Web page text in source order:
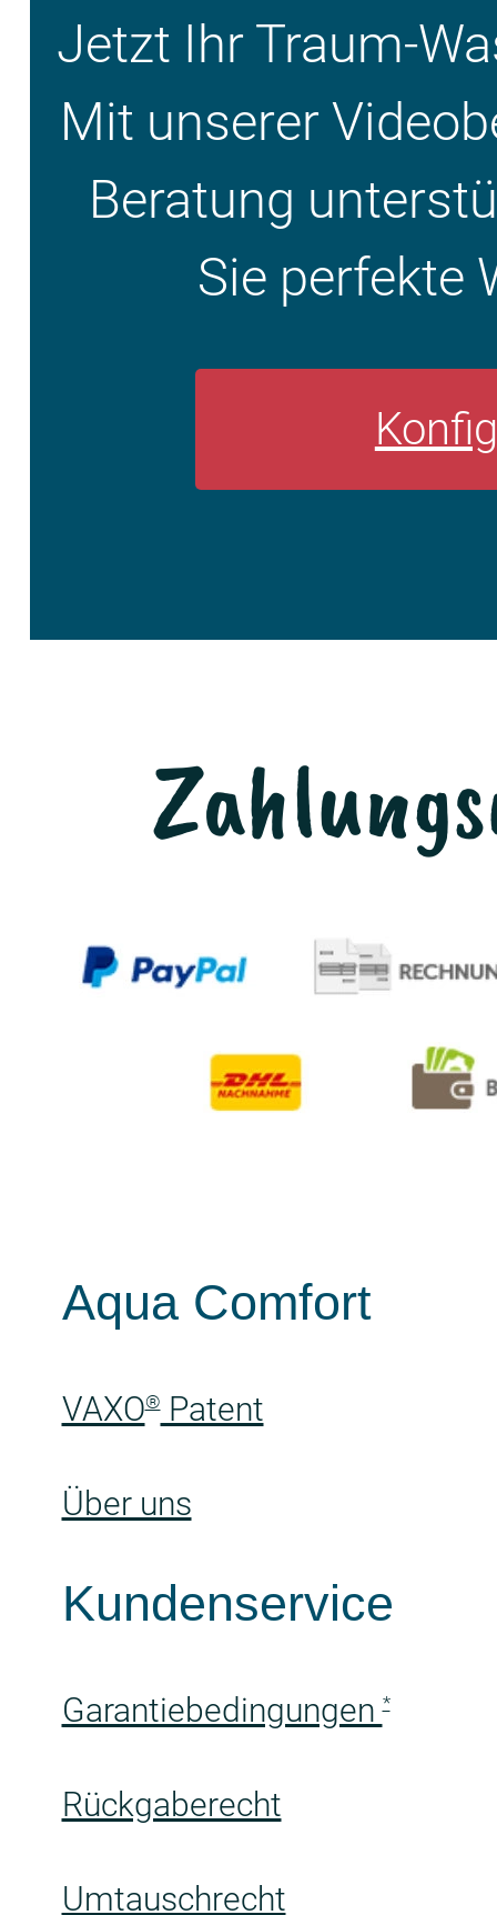
Jetzt Ihr Traum-
Mit unserer
Beratung
Sie perfekte
Aqua Comfort
VAXO®Patent
Über uns
Kundenservice
Garantiebedingungen*
Rückgaberecht
Umtauschrecht